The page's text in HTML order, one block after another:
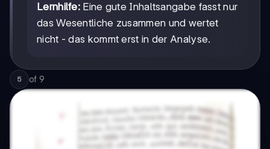
Lernhilfe: Eine gute Inhaltsangabe fasst nur
das Wesentliche zusammen und wertet
nicht - das kommt erst in der Analyse.
5 of 9